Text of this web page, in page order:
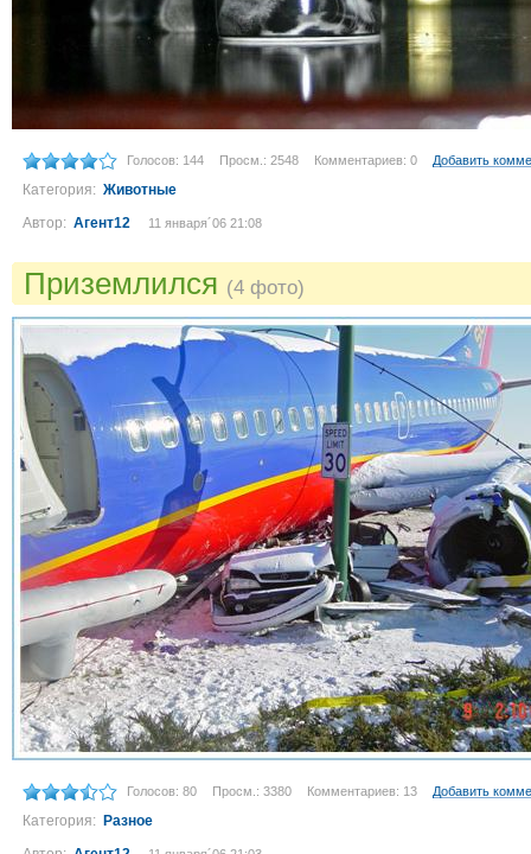
Голосов: 144 Просм.: 2548 Комментариев: 0 Добавить
Категория: Животные
Автор: Агент12 11 января´06 21:08
Приземлился (4 фото)
Голосов: 80 Просм.: 3380 Комментариев: 13 Добавить
Категория: Разное